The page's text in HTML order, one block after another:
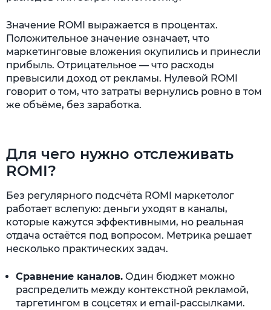
Значение ROMI выражается в процентах.
Положительное значение означает, что
маркетинговые вложения окупились и принесли
прибыль. Отрицательное — что расходы
превысили доход от рекламы. Нулевой ROMI
говорит о том, что затраты вернулись ровно в том
же объёме, без заработка.
Для чего нужно отслеживать
ROMI?
Без регулярного подсчёта ROMI маркетолог
работает вслепую: деньги уходят в каналы,
которые кажутся эффективными, но реальная
отдача остаётся под вопросом. Метрика решает
несколько практических задач.
Сравнение каналов. Один бюджет можно
распределить между контекстной рекламой,
таргетингом в соцсетях и email-рассылками.